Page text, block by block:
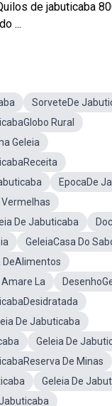
de jabuticaba
...
SorveteDe
Rural
Geleia
EpocaDe
Vermelhas
De Jabuticaba
GeleiaCasa Do
DeAlimentos
La
De Jabuticaba
Geleia De
De Minas
Geleia De